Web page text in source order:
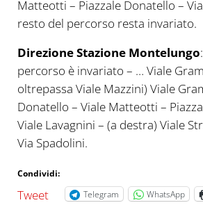
Matteotti – Piazzale Donatello –
resto del percorso resta invariato.
Direzione Stazione Montelungo
percorso è invariato – … Viale
oltrepassa Viale Mazzini) Viale
Donatello – Viale Matteotti –
Viale Lavagnini – (a destra) Viale
Via Spadolini.
Condividi:
Tweet Telegram WhatsApp